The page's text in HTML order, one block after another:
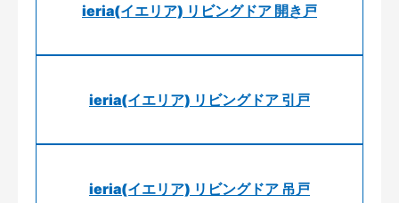
ieria(イエリア) リビングドア 開き戸
ieria(イエリア) リビングドア 引戸
ieria(イエリア) リビングドア 吊戸